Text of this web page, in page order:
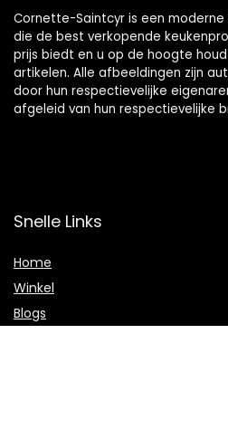
Cornette-Saintcyr is een
die de best verkopende
prijs biedt en u op de hoogte
artikelen. Alle afbeeldingen zijn
door hun respectievelijke
afgeleid van hun respectievelijke
Snelle Links
Home
Winkel
Blogs